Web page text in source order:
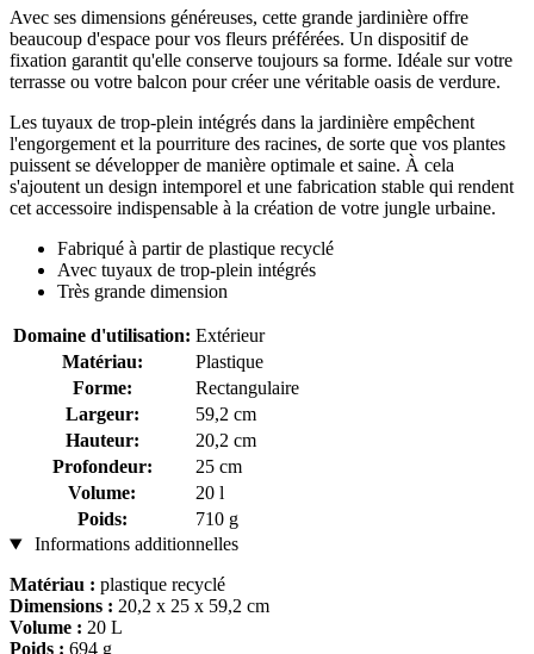
Avec ses dimensions généreuses, cette grande jardinière offre
beaucoup d'espace pour vos fleurs préférées. Un dispositif de
fixation garantit qu'elle conserve toujours sa forme. Idéale sur votre
terrasse ou votre balcon pour créer une véritable oasis de verdure.
Les tuyaux de trop-plein intégrés dans la jardinière empêchent
l'engorgement et la pourriture des racines, de sorte que vos plantes
puissent se développer de manière optimale et saine. À cela
s'ajoutent un design intemporel et une fabrication stable qui rendent
cet accessoire indispensable à la création de votre jungle urbaine.
Fabriqué à partir de plastique recyclé
Avec tuyaux de trop-plein intégrés
Très grande dimension
Domaine d'utilisation: Extérieur
Matériau:
Plastique
Forme:
Rectangulaire
Largeur:
59,2 cm
Hauteur:
20,2 cm
Profondeur:
25 cm
Volume:
20 l
Poids:
710 g
Informations additionnelles
Matériau : plastique recyclé
Dimensions : 20,2 x 25 x 59,2 cm
Volume : 20 L
Poids : 694 g